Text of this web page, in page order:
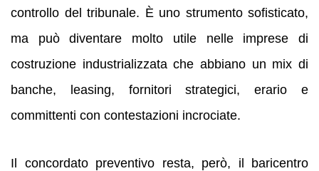
controllo del tribunale. È uno strumento sofisticato,
ma può diventare molto utile nelle imprese di
costruzione industrializzata che abbiano un mix di
banche, leasing, fornitori strategici, erario e
committenti con contestazioni incrociate.
Il concordato preventivo resta, però, il baricentro